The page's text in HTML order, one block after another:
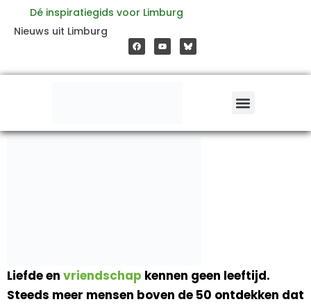
inhoud
Dé inspiratiegids voor Limburg
Nieuws uit Limburg
a
c
e
o
o
o
u
t
b
e
Liefde en vriendschap kennen geen leeftijd.
Steeds meer mensen boven de 50 ontdekken dat